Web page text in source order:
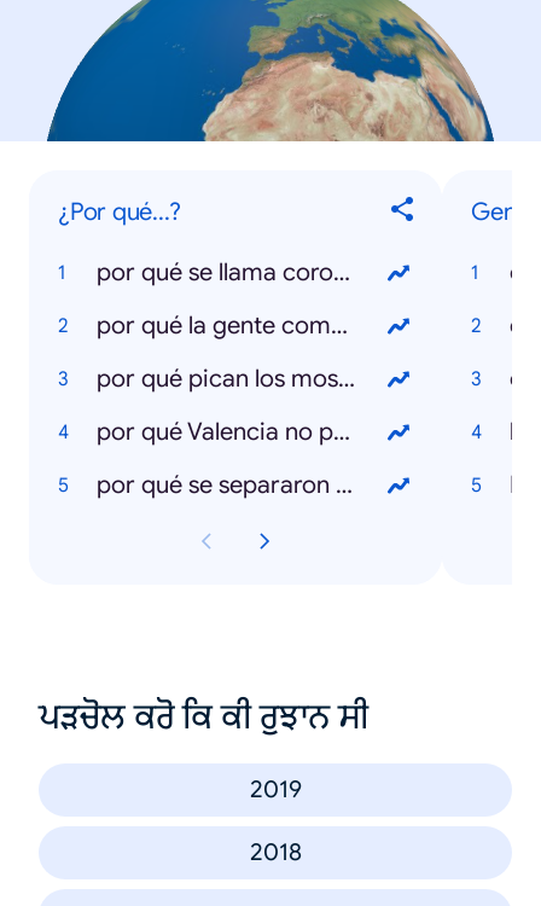
¿Por qué...?
por qué se llama coronavirus
por qué la gente compra papel higiénico
por qué pican los mosquitos
por qué Valencia no pasa a la fase 1
por qué se separaron Paquirri y carmen Ordoñez
la
ਪੜਚੋਲ ਕਰੋ ਕਿ ਕੀ ਰੁਝਾਨ ਸੀ
2019
2018